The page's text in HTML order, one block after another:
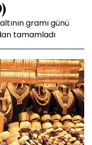
gramı günü
tamamladı